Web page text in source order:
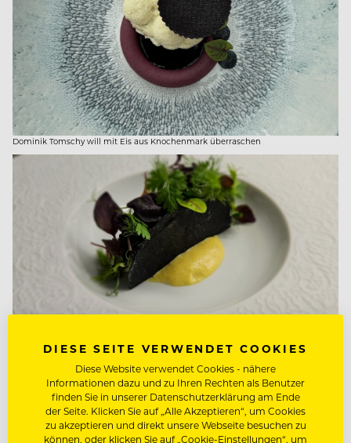
Dominik Tomschy will mit Eis aus Knochenmark überraschen
Elisabeth Johan zeigt, dass man auch Tacos neu erfinden kann!
DIESE SEITE VERWENDET COOKIES
Diese Website verwendet Cookies - nähere
Informationen dazu und zu Ihren Rechten als Benutzer
finden Sie in unserer Datenschutzerklärung am Ende
der Seite. Klicken Sie auf „Alle Akzeptieren“, um Cookies
zu akzeptieren und direkt unsere Webseite besuchen zu
können, oder klicken Sie auf „Cookie-Einstellungen“, um